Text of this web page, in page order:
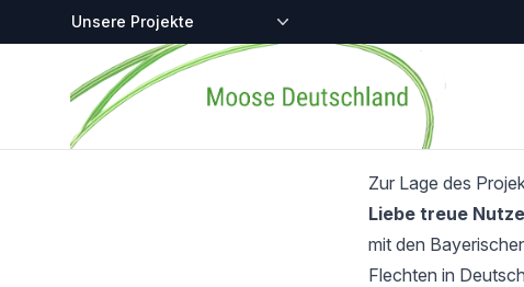
Zentralstellen-Projekte
Startseite
Zur Lage des
Liebe treue
mit den
Flechten in